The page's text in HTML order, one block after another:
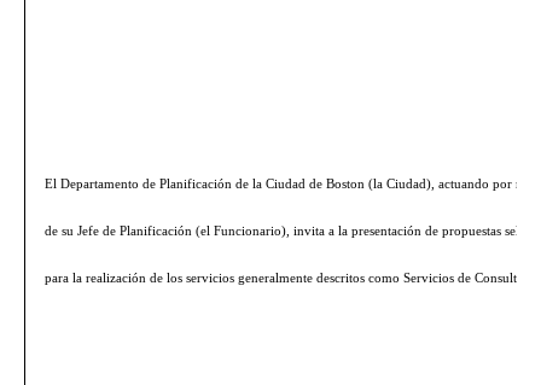
El Departamento de Planificación de la Ciudad de Boston (la Ciudad), actuando por
de su Jefe de Planificación (el Funcionario), invita a la presentación de propuestas
para la realización de los servicios generalmente descritos como Servicios de Consultoría